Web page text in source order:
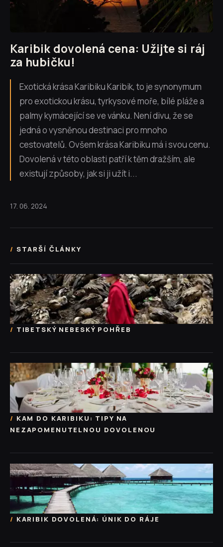
Karibik dovolená cena: Užijte si ráj
za hubičku!
Exotická krása Karibiku Karibik, to je synonymum
pro exotickou krásu, tyrkysové moře, bílé pláže a
palmy kymácející se ve vánku. Není divu, že se
jedná o vysněnou destinaci pro mnoho
cestovatelů. Ovšem krása Karibiku má i svou cenu.
Dovolená v této oblasti patří k těm dražším, ale
existují způsoby, jak si ji užít i...
17. 06. 2024
STARŠÍ ČLÁNKY
TIBETSKÝ NEBESKÝ POHŘEB
KAM DO KARIBIKU: TIPY NA
NEZAPOMENUTELNOU DOVOLENOU
KARIBIK DOVOLENÁ: ÚNIK DO RÁJE